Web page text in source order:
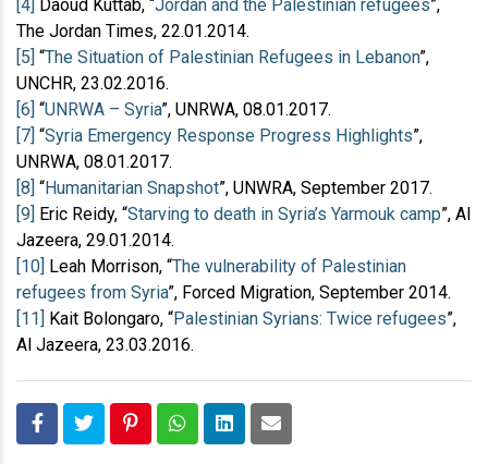
[4] Daoud Kuttab, “Jordan and the Palestinian refugees”,
The Jordan Times, 22.01.2014.
[5] “The Situation of Palestinian Refugees in Lebanon”,
UNCHR, 23.02.2016.
[6] “UNRWA – Syria”, UNRWA, 08.01.2017.
[7] “Syria Emergency Response Progress Highlights”,
UNRWA, 08.01.2017.
[8] “Humanitarian Snapshot”, UNWRA, September 2017.
[9]
Eric Reidy, “Starving to death in Syria’s Yarmouk camp”, Al
Jazeera, 29.01.2014.
[10] Leah Morrison, “The vulnerability of Palestinian
refugees from Syria”, Forced Migration, September 2014.
[11]
Kait Bolongaro, “Palestinian Syrians: Twice refugees”,
Al Jazeera, 23.03.2016.